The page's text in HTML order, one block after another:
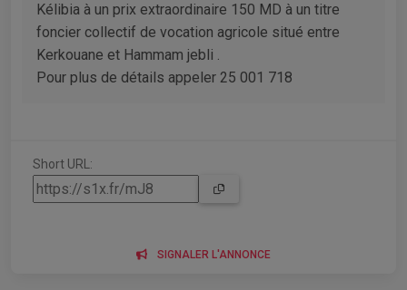
Kélibia à un prix extraordinaire 150 MD à un titre
foncier collectif de vocation agricole situé entre
Kerkouane et Hammam jebli .
Pour plus de détails appeler 25 001 718
Short URL:
SIGNALER L'ANNONCE